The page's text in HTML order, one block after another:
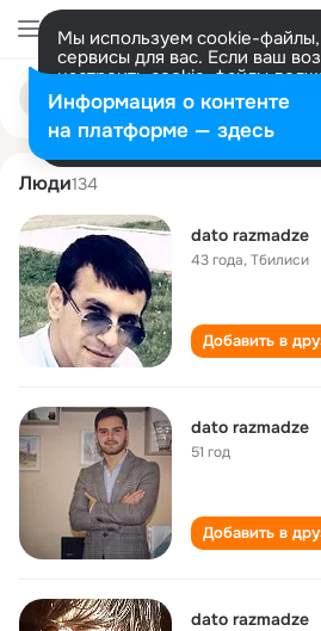
Мы используем cookie-файлы,
сервисы для вас. Если ваш
настроить cookie-файлы
представитель. Больше
Разрешить все Настроить
Поиск
людям
dato razmadze
Люди134
dato razmadze
43 года,Тбилиси
Добавить в
dato razmadze
51 год
Добавить в
dato razmadze
Информация о контенте
на платформе — здесь